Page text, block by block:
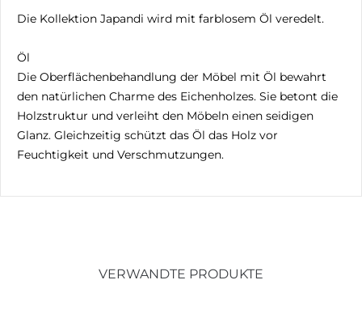
Die Kollektion Japandi wird mit farblosem Öl veredelt.
Öl
Die Oberflächenbehandlung der Möbel mit Öl bewahrt
den natürlichen Charme des Eichenholzes. Sie betont die
Holzstruktur und verleiht den Möbeln einen seidigen
Glanz. Gleichzeitig schützt das Öl das Holz vor
Feuchtigkeit und Verschmutzungen.
VERWANDTE PRODUKTE